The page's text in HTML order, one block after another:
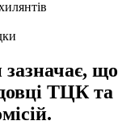
що
ТЦК та